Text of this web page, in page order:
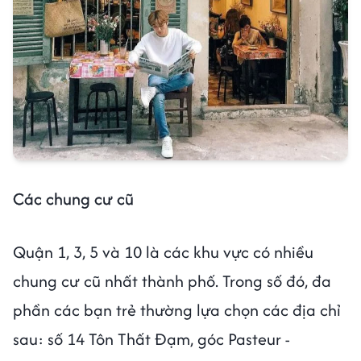
Các chung cư cũ
Quận 1, 3, 5 và 10 là các khu vực có nhiều
chung cư cũ nhất thành phố. Trong số đó, đa
phần các bạn trẻ thường lựa chọn các địa chỉ
sau: số 14 Tôn Thất Đạm, góc Pasteur -